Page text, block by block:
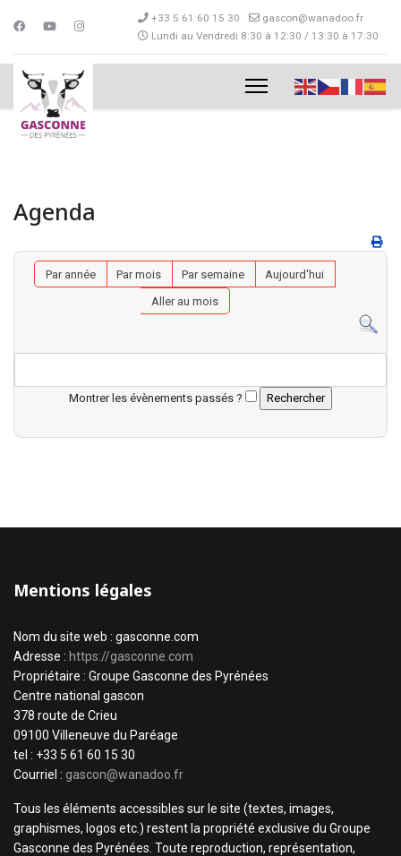
+33 5 61 60 15 30
gascon@wanadoo.fr
Lundi au Vendredi 8:30 à 12:30 / 13:30 à 17:30
Agenda
Par année Par mois Par semaine
Aujourd'hui
Aller au mois
Montrer les évènements passés ?
Mentions légales
Nom du site web : gasconne.com
Adresse : https://gasconne.com
Propriétaire : Groupe Gasconne des Pyrénées
Centre national gascon
378 route de Crieu
09100 Villeneuve du Paréage
tel : +33 5 61 60 15 30
Courriel : gascon@wanadoo.fr
Tous les éléments accessibles sur le site (textes, images,
graphismes, logos etc.) restent la propriété exclusive du Groupe
Gasconne des Pyrénées. Toute reproduction, représentation,